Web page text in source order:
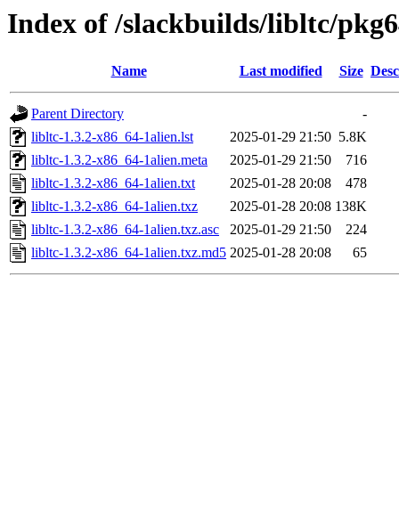
Index of /slackbuilds/libltc/
Name Last modified Size
Parent Directory
-
libltc-1.3.2-x86_64-1alien.lst
2025-01-29 21:50 5.8K
libltc-1.3.2-x86_64-1alien.meta
2025-01-29 21:50
716
libltc-1.3.2-x86_64-1alien.txt
2025-01-28 20:08
478
libltc-1.3.2-x86_64-1alien.txz
2025-01-28 20:08 138K
libltc-1.3.2-x86_64-1alien.txz.asc
2025-01-29 21:50
224
libltc-1.3.2-x86_64-1alien.txz.md5 2025-01-28 20:08 65